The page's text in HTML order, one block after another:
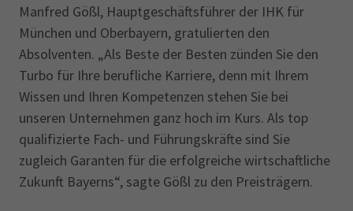
Manfred Gößl, Hauptgeschäfts­führer der IHK für
München und Oberbayern, gratulierten den
Absolventen. „Als Beste der Besten zünden Sie den
Turbo für Ihre berufliche Karriere, denn mit Ihrem
Wissen und Ihren Kompetenzen stehen Sie bei
unseren Unternehmen ganz hoch im Kurs. Als top
qualifizierte Fach- und Führungskräfte sind Sie
zugleich Garanten für die erfolgreiche wirtschaftliche
Zukunft Bayerns“, sagte Gößl zu den Preisträgern.